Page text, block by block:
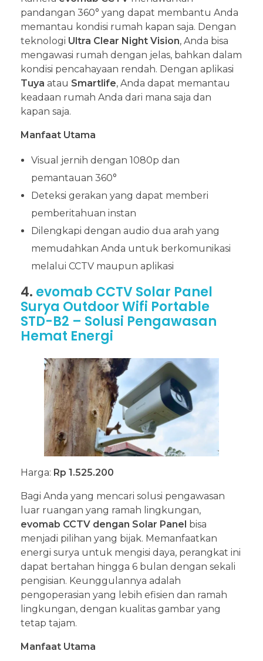
pandangan 360° yang dapat membantu Anda
memantau kondisi rumah kapan saja. Dengan
teknologi Ultra Clear Night Vision, Anda bisa
mengawasi rumah dengan jelas, bahkan dalam
kondisi pencahayaan rendah. Dengan aplikasi
Tuya atau Smartlife, Anda dapat memantau
keadaan rumah Anda dari mana saja dan
kapan saja.
Manfaat Utama
Visual jernih dengan 1080p dan
pemantauan 360°
Deteksi gerakan yang dapat memberi
pemberitahuan instan
Dilengkapi dengan audio dua arah yang
memudahkan Anda untuk berkomunikasi
melalui CCTV maupun aplikasi
4. evomab CCTV Solar Panel
Surya Outdoor Wifi Portable
STD-B2 – Solusi Pengawasan
Hemat Energi
Harga: Rp 1.525.200
Bagi Anda yang mencari solusi pengawasan
luar ruangan yang ramah lingkungan,
evomab CCTV dengan Solar Panel bisa
menjadi pilihan yang bijak. Memanfaatkan
energi surya untuk mengisi daya, perangkat ini
dapat bertahan hingga 6 bulan dengan sekali
pengisian. Keunggulannya adalah
pengoperasian yang lebih efisien dan ramah
lingkungan, dengan kualitas gambar yang
tetap tajam.
Manfaat Utama